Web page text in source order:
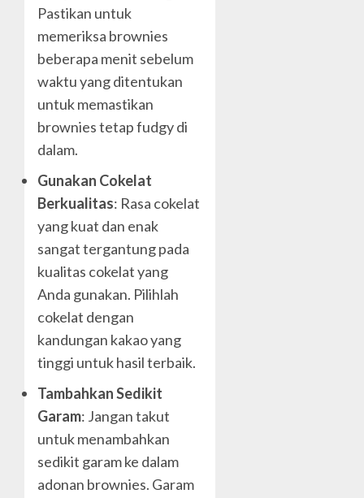
Pastikan untuk
memeriksa brownies
beberapa menit sebelum
waktu yang ditentukan
untuk memastikan
brownies tetap fudgy di
dalam.
Gunakan Cokelat
Berkualitas: Rasa cokelat
yang kuat dan enak
sangat tergantung pada
kualitas cokelat yang
Anda gunakan. Pilihlah
cokelat dengan
kandungan kakao yang
tinggi untuk hasil terbaik.
Tambahkan Sedikit
Garam: Jangan takut
untuk menambahkan
sedikit garam ke dalam
adonan brownies. Garam